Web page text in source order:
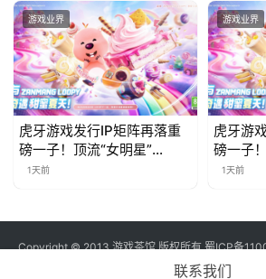
游戏业界
虎牙游戏发行IP矩阵再落重
磅一子！顶流“女明星”
ZANMANG LOOPY 正版3D
1天前
游戏业界
虎牙游
磅一子
1天前
Copyright © 2013 游戏茶馆 版权所有蜀ICP备
经营许可证 川B2-20170060
联系我们